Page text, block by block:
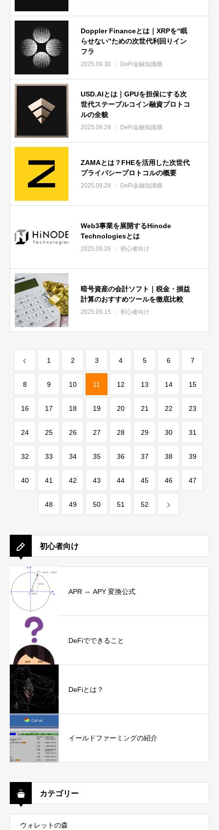
Doppler Financeとは｜XRPを“眠
らせない”ための次世代利回りイン
フラ
2025.09.30 DeFi金融知識畑
USD.AIとは｜GPUを担保にする次
世代ステーブルコイン融資プロトコ
ルの全貌
2025.09.29 DeFi金融知識畑
ZAMAとは？FHEを活用した次世代
プライバシープロトコルの概要
2025.09.29 DeFi金融知識畑
Web3事業を展開するHinode
Technologiesとは
2025.09.26 初心者向け
暗号資産の会計ソフト｜税金・損益
計算のおすすめツールを徹底比較
2025.09.15 初心者向け
1 2 3 4 5 6 7
8 9 10 11 12 13 14 15
16 17 18 19 20 21 22 23
24 25 26 27 28 29 30 31
32 33 34 35 36 37 38 39
40 41 42 43 44 45 46 47
48 49 50 51 52
初心者向け
APR ⇔ APY 変換公式
DeFiでできること
DeFiとは？
イールドファーミングの紹介
カテゴリー
ウォレットの森